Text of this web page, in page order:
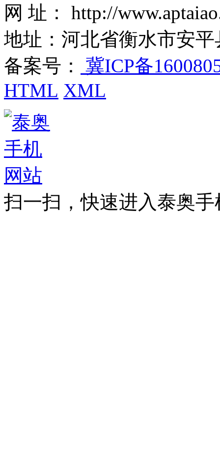
网 址： http://
地址：河北省衡水市安
备案号：
冀ICP备
HTML XML
扫一扫，快速进入泰奥手